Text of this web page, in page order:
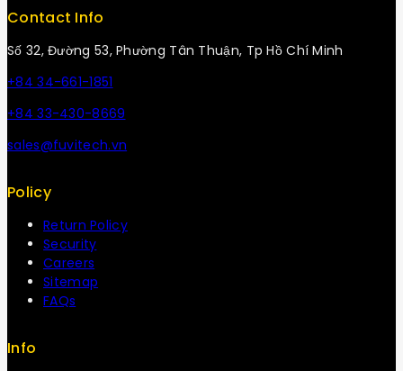
Contact Info
Số 32, Đường 53, Phường Tân Thuận, Tp Hồ Chí Minh
+84 34-661-1851
+84 33-430-8669
sales@fuvitech.vn
Policy
Return Policy
Security
Careers
Sitemap
FAQs
Info